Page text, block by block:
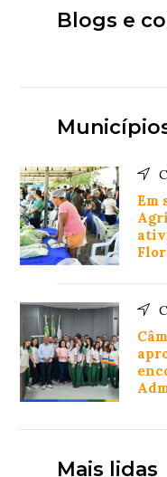
Blogs e
Em
Mais lidas